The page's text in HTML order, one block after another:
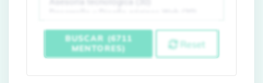
BUSCAR (6711
MENTORES)
Reset